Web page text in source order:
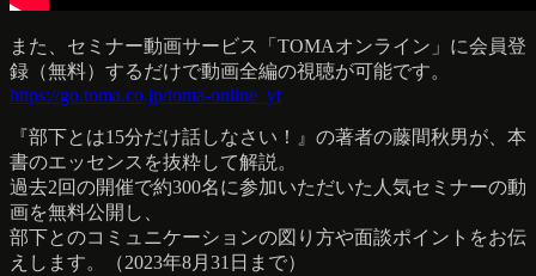
また、セミナー動画サービス「TOMAオンライン」に会員登
録（無料）するだけで動画全編の視聴が可能です。
https://go.toma.co.jp/toma-online_yt
『部下とは15分だけ話しなさい！』の著者の藤間秋男が、本
書のエッセンスを抜粋して解説。
過去2回の開催で約300名に参加いただいた人気セミナーの動
画を無料公開し、
部下とのコミュニケーションの図り方や面談ポイントをお伝
えします。（2023年8月31日まで）